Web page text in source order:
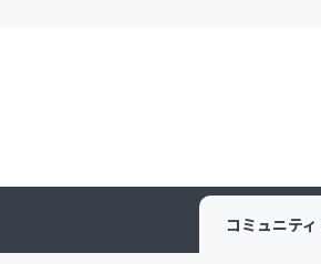
コミュニティ